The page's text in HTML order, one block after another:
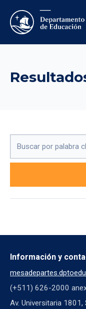
Información y
(+511) 626-2000
Av. Universitaria